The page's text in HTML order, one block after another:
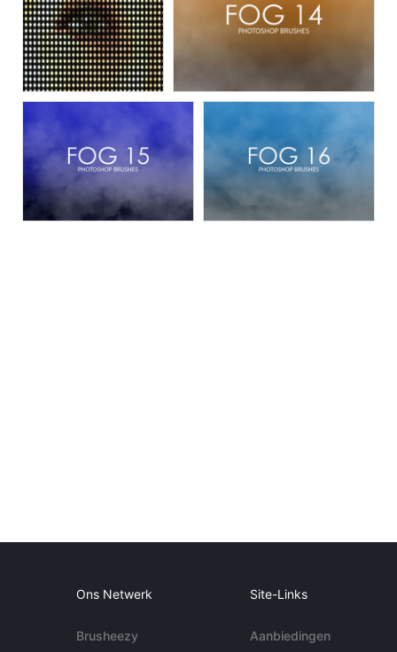
Ons Netwerk
Brusheezy
Site-Links
Aanbiedingen